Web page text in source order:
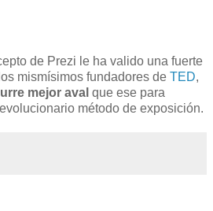
de Prezi le ha valido una fuerte
mismísimos fundadores de TED,
mejor aval que ese para
método de exposición.